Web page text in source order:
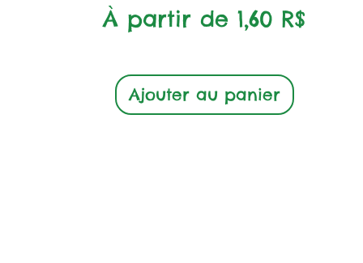
À partir de 1,60 R$
Prix promotionnel
Ajouter au panier